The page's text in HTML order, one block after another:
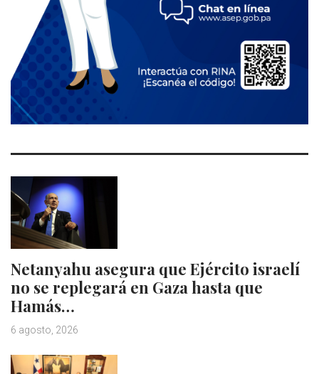
Netanyahu asegura que Ejército israelí
no se replegará en Gaza hasta que
Hamás…
6 agosto, 2026